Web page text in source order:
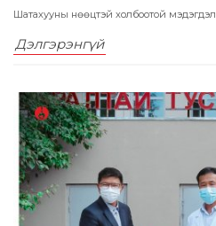
Шатахууны нөөцтэй холбоотой мэдэгдэл
Дэлгэрэнгүй